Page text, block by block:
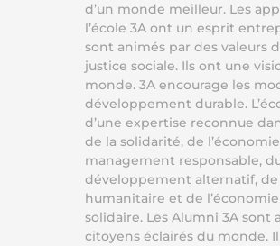
d’un monde meilleur. Les
l’école 3A ont un esprit
sont animés par des valeurs
justice sociale. Ils ont une
monde. 3A encourage les
développement durable.
d’une expertise reconnue
de la solidarité, de
management responsable,
développement alternatif, de
humanitaire et de
solidaire. Les Alumni 3A sont
citoyens éclairés du monde.